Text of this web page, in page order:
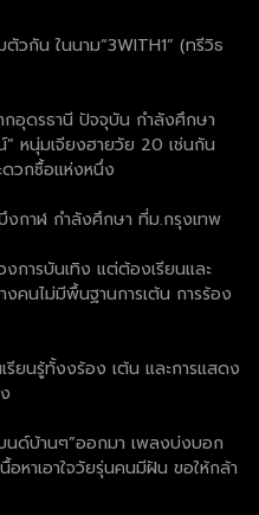
วกัน ในนาม“3WITH1” (ทรีวิธ
ดรธานี ปัจจุบัน กำลังศึกษา
หนุ่มเจียงฮายวัย 20 เช่นกัน
ดวกซื้อแห่งหนึ่ง
กาฬ กำลังศึกษา ที่ม.กรุงเทพ
การบันเทิง แต่ต้องเรียนและ
คนไม่มีพื้นฐานการเต้น การร้อง
ยนรู้ทั้งงร้อง เต้น และการแสดง
นด์บ้านๆ”ออกมา เพลงบ่งบอก
หาเอาใจวัยรุ่นคนมีฝัน ขอให้กล้า